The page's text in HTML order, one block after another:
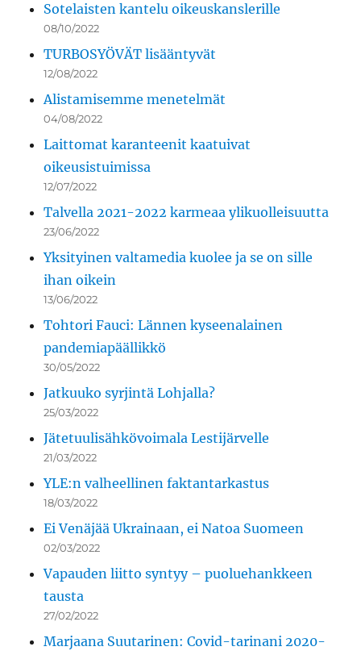
Sotelaisten kantelu oikeuskanslerille
08/10/2022
TURBOSYÖVÄT lisääntyvät
12/08/2022
Alistamisemme menetelmät
04/08/2022
Laittomat karanteenit kaatuivat
oikeusistuimissa
12/07/2022
Talvella 2021-2022 karmeaa ylikuolleisuutta
23/06/2022
Yksityinen valtamedia kuolee ja se on sille
ihan oikein
13/06/2022
Tohtori Fauci: Lännen kyseenalainen
pandemiapäällikkö
30/05/2022
Jatkuuko syrjintä Lohjalla?
25/03/2022
Jätetuulisähkövoimala Lestijärvelle
21/03/2022
YLE:n valheellinen faktantarkastus
18/03/2022
Ei Venäjää Ukrainaan, ei Natoa Suomeen
02/03/2022
Vapauden liitto syntyy – puoluehankkeen
tausta
27/02/2022
Marjaana Suutarinen: Covid-tarinani 2020-